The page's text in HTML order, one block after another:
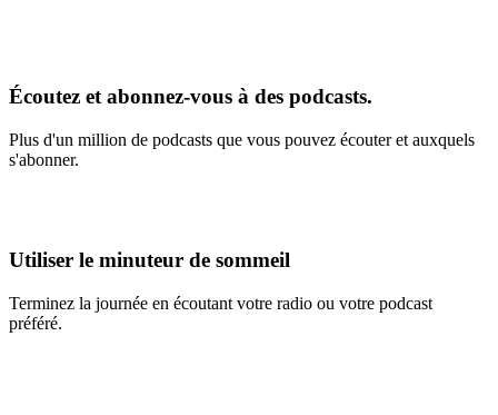
Écoutez et abonnez-vous à des podcasts.
Plus d'un million de podcasts que vous pouvez écouter et auxquels
s'abonner.
Utiliser le minuteur de sommeil
Terminez la journée en écoutant votre radio ou votre podcast
préféré.